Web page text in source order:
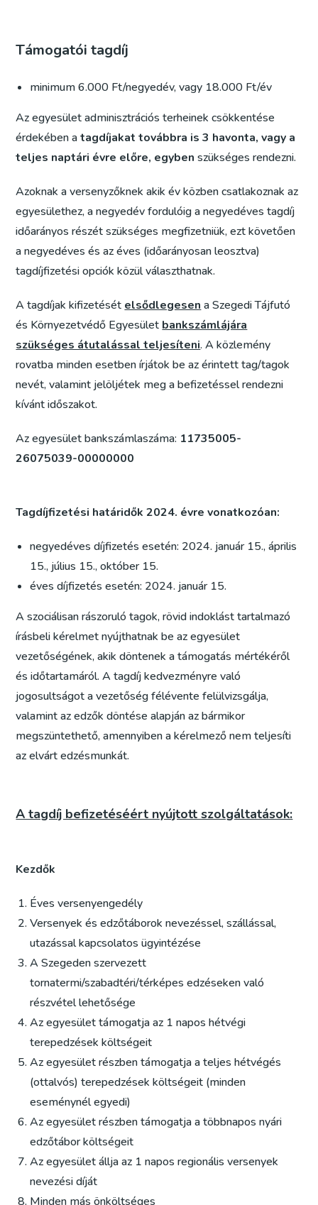
Támogatói tagdíj
minimum 6.000 Ft/negyedév, vagy 18.000 Ft/év
Az egyesület adminisztrációs terheinek csökkentése
érdekében atagdíjakat továbbra is 3 havonta, vagy a
teljes naptári évre előre, egyben szükséges rendezni.
Azoknak a versenyzőknek akik év közben csatlakoznak az
egyesülethez, a negyedév fordulóig a negyedéves tagdíj
időarányos részét szükséges megfizetniük, ezt követően
a negyedéves és az éves (időarányosan leosztva)
tagdíjfizetési opciók közül választhatnak.
A tagdíjak kifizetését elsődlegesen a Szegedi Tájfutó
és Környezetvédő Egyesület bankszámlájára
szükséges átutalással teljesíteni. A közlemény
rovatba minden esetben írjátok be az érintett tag/tagok
nevét, valamint jelöljétek meg a befizetéssel rendezni
kívánt időszakot.
Az egyesület bankszámlaszáma: 11735005-
26075039-00000000
Tagdíjfizetési határidők 2024. évre vonatkozóan:
negyedéves díjfizetés esetén: 2024. január 15., április
15., július 15., október 15.
éves díjfizetés esetén: 2024. január 15.
A szociálisan rászoruló tagok, rövid indoklást tartalmazó
írásbeli kérelmet nyújthatnak be az egyesület
vezetőségének, akik döntenek a támogatás mértékéről
és időtartamáról. A tagdíj kedvezményre való
jogosultságot a vezetőség félévente felülvizsgálja,
valamint az edzők döntése alapján az bármikor
megszüntethető, amennyiben a kérelmező nem teljesíti
az elvárt edzésmunkát.
A tagdíj befizetéséért nyújtott szolgáltatások:
Kezdők
Éves versenyengedély
Versenyek és edzőtáborok nevezéssel, szállással,
utazással kapcsolatos ügyintézése
A Szegeden szervezett
tornatermi/szabadtéri/térképes edzéseken való
részvétel lehetősége
Az egyesület támogatja az 1 napos hétvégi
terepedzések költségeit
Az egyesület részben támogatja a teljes hétvégés
(ottalvós) terepedzések költségeit (minden
eseménynél egyedi)
Az egyesület részben támogatja a többnapos nyári
edzőtábor költségeit
Az egyesület állja az 1 napos regionális versenyek
nevezési díját
Minden más önköltséges